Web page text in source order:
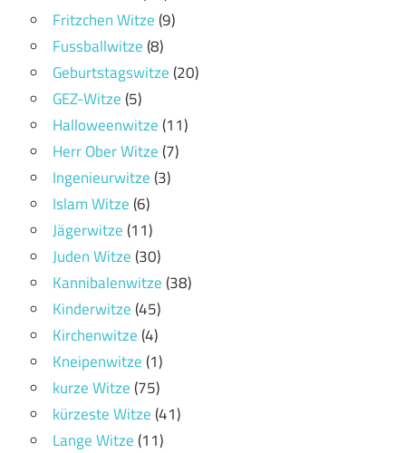
Fritzchen Witze(9)
Fussballwitze(8)
Geburtstagswitze(20)
GEZ-Witze(5)
Halloweenwitze(11)
Herr Ober Witze(7)
Ingenieurwitze(3)
Islam Witze(6)
Jägerwitze(11)
Juden Witze(30)
Kannibalenwitze(38)
Kinderwitze(45)
Kirchenwitze(4)
Kneipenwitze(1)
kurze Witze(75)
kürzeste Witze(41)
Lange Witze(11)